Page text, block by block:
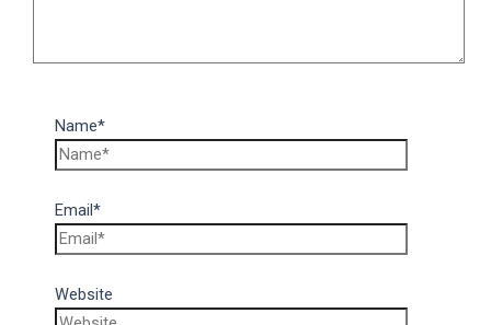
Name*
Email*
Website